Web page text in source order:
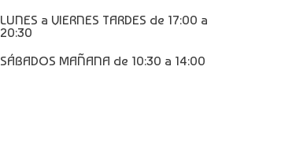
LUNES a VIERNES TARDES de 17:00 a
20:30
SÁBADOS MAÑANA de 10:30 a 14:00